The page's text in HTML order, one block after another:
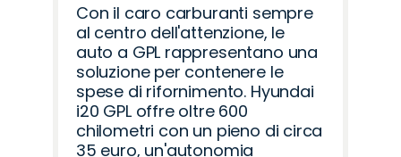
Con il caro carburanti sempre
al centro dell'attenzione, le
auto a GPL rappresentano una
soluzione per contenere le
spese di rifornimento. Hyundai
i20 GPL offre oltre 600
chilometri con un pieno di circa
35 euro, un'autonomia